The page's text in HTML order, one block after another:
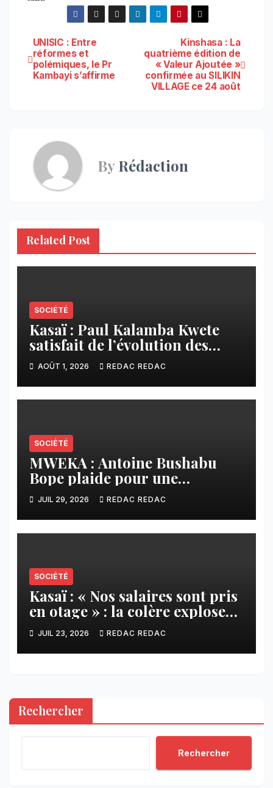
Navigation
de
Kinshasa : La
quatrième édition de
« Valeur Ajoutée »
confirmée au SILIKIN
VILLAGE ce 24 août
UNISIC : Entre
réformes et
polémiques, le Pr
Kambayi s’affirme
ByRédaction
Related Post
SOCIÉTÉ
Kasaï : Paul Kalamba Kwete
satisfait de l’évolution des
travaux routiers exécutés par
SAFRIMEX
AOÛT 1, 2026 REDAC REDAC
SOCIÉTÉ
MWEKA : Antoine Bushabu
Bope plaide pour une
meilleure prise en compte des
communautés locales dans la
réforme sur le crédit carbone.
JUIL 29, 2026 REDAC REDAC
SOCIÉTÉ
Kasaï : « Nos salaires sont pris
en otage » : la colère explose
contre ADVANS Banque à
Tshikapa
JUIL 23, 2026 REDAC REDAC
Rechercher
Rechercher